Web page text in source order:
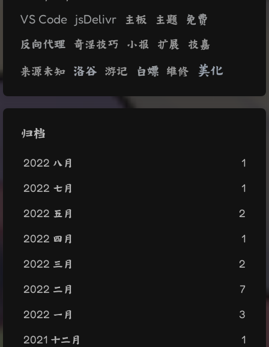
VS Code jsDelivr 主板 主题
免费
反向代理 奇淫技巧 小报 扩展
技嘉
来源未知 洛谷 游记 白嫖 维修 美化
归档
2022 八月
1
2022 七月
1
2022 五月
2
2022 四月
1
2022 三月
2
2022 二月
7
2022 一月
3
2021 十二月
1